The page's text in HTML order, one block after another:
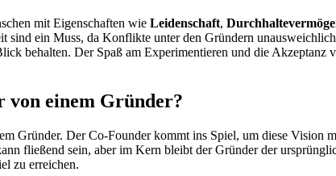
mit Eigenschaften wie Leidenschaft,
sind ein Muss, da Konflikte unter den Gründern
behalten. Der Spaß am Experimentieren und die Akzeptanz
von einem Gründer?
Gründer. Der Co-Founder kommt ins Spiel, um diese Vision
fließend sein, aber im Kern bleibt der Gründer der
zu erreichen.